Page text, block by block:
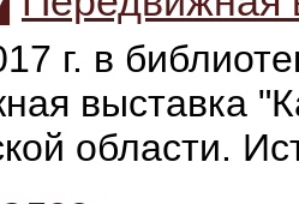
г. в
выставка
области.